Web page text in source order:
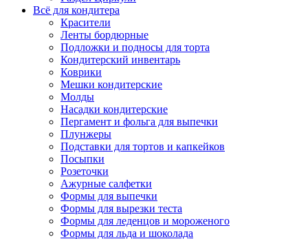
Всё для кондитера
Красители
Ленты бордюрные
Подложки и подносы для торта
Кондитерский инвентарь
Коврики
Мешки кондитерские
Молды
Насадки кондитерские
Пергамент и фольга для выпечки
Плунжеры
Подставки для тортов и капкейков
Посыпки
Розеточки
Ажурные салфетки
Формы для выпечки
Формы для вырезки теста
Формы для леденцов и мороженого
Формы для льда и шоколада